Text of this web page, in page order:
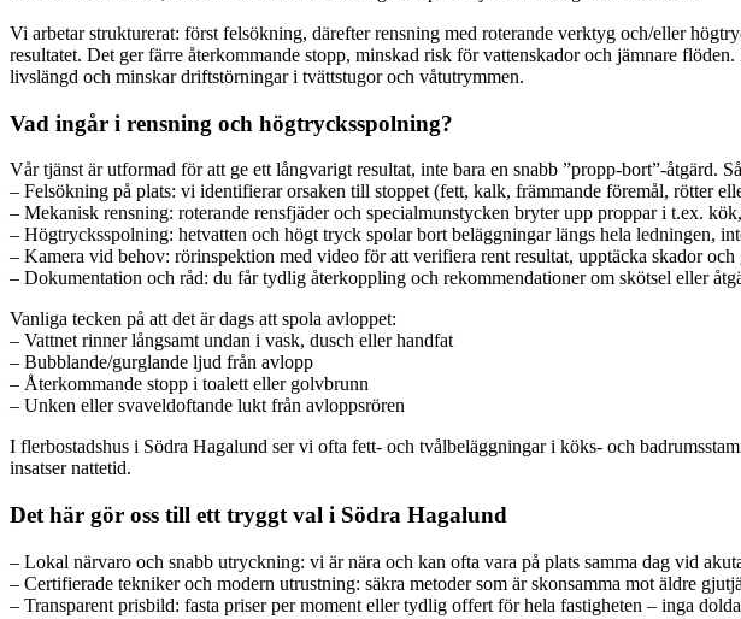
Vi arbetar strukturerat: först felsökning, därefter rensning med roterande verktyg och/eller
resultatet. Det ger färre återkommande stopp, minskad risk för vattenskador och jämnare
livslängd och minskar driftstörningar i tvättstugor och våtutrymmen.
Vad ingår i rensning och högtrycksspolning?
Vår tjänst är utformad för att ge ett långvarigt resultat, inte bara en snabb ”propp-bort”-åtgärd.
– Felsökning på plats: vi identifierar orsaken till stoppet (fett, kalk, främmande föremål, rötter
– Mekanisk rensning: roterande rensfjäder och specialmunstycken bryter upp proppar i t.ex.
– Högtrycksspolning: hetvatten och högt tryck spolar bort beläggningar längs hela ledningen,
– Kamera vid behov: rörinspektion med video för att verifiera rent resultat, upptäcka skador
– Dokumentation och råd: du får tydlig återkoppling och rekommendationer om skötsel eller
Vanliga tecken på att det är dags att spola avloppet:
– Vattnet rinner långsamt undan i vask, dusch eller handfat
– Bubblande/gurglande ljud från avlopp
– Återkommande stopp i toalett eller golvbrunn
– Unken eller svaveldoftande lukt från avloppsrören
I flerbostadshus i Södra Hagalund ser vi ofta fett- och tvålbeläggningar i köks- och
insatser nattetid.
Det här gör oss till ett tryggt val i Södra Hagalund
– Lokal närvaro och snabb utryckning: vi är nära och kan ofta vara på plats samma dag vid
– Certifierade tekniker och modern utrustning: säkra metoder som är skonsamma mot äldre
– Transparent prisbild: fasta priser per moment eller tydlig offert för hela fastigheten – inga